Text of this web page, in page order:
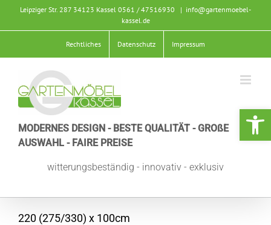
springen
Leipziger Str. 287 34123 Kassel 0561 / 47516930 | info@gartenmoebel-
kassel.de
Rechtliches Datenschutz Impressum
MODERNES DESIGN - BESTE QUALITÄT - GROßE
AUSWAHL - FAIRE PREISE
witterungsbeständig - innovativ - exklusiv
220 (275/330) x 100cm